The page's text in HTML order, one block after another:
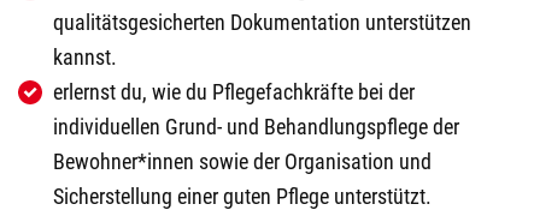
qualitätsgesicherten Dokumentation unterstützen
kannst.
erlernst du, wie du Pflegefachkräfte bei der
individuellen Grund- und Behandlungspflege der
Bewohner*innen sowie der Organisation und
Sicherstellung einer guten Pflege unterstützt.